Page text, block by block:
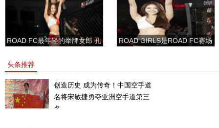
ROAD FC最年轻的举牌女郎 孔
ROAD GIRLS是ROAD FC赛场
头条推荐
创造历史 成为传奇！中国空手道
名将宋敏捷勇夺亚洲空手道第三
名。